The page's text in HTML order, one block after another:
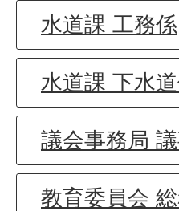
水道課 工務係
水道課 下水
議会事務局
教育委員会